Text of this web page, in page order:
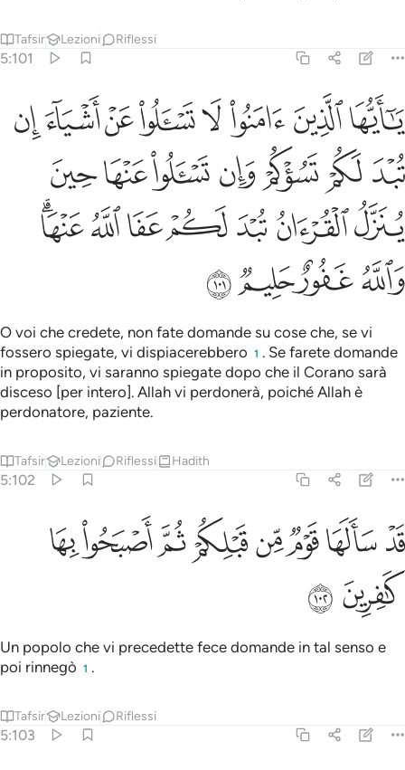
Tafsir Lezioni Riflessi
5:101
يا ايها الذين امنوا لا تسالوا عن اشياء ان تبد لكم تسوكم وان تسالوا
يَـٰٓأَيُّهَا ٱلَّذِينَ ءَامَنُوا۟ لَا تَسْـَٔلُوا۟ عَنْ أَشْيَآءَ إِن تُبْدَ لَكُمْ تَسُؤْكُمْ وَإِن
ﲞﲟﲠﲡﲢﲣﲤﲥ
ﲦ ﲧ ﲨﲩﲪﲫﲬ
ﲭﲮﲯﲰﲱﲲﲳﲴ
ﲵﲶﲷﲸ
O voi che credete, non fate domande su cose che, se vi
fossero spiegate, vi dispiacerebbero 1 . Se farete domande
in proposito, vi saranno spiegate dopo che il Corano sarà
disceso [per intero]. Allah vi perdonerà, poiché Allah è
perdonatore, paziente.
Tafsir Lezioni Riflessi Hadith
5:102
قد سالها قوم من قبلكم ثم اصبحوا بها كافرين ١٠٢
قَدْ سَأَلَهَا قَوْمٌۭ مِّن قَبْلِكُمْ ثُمَّ أَصْبَحُوا۟ بِهَا كَـٰفِرِينَ ١٠٢
ﲹﲺﲻﲼﲽﲾﲿﳀ
ﳁﳂ
Un popolo che vi precedette fece domande in tal senso e
poi rinnegò 1 .
Tafsir Lezioni Riflessi
5:103